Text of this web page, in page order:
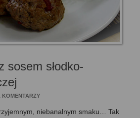
sosem słodko-
KOMENTARZY
niebanalnym smaku… Tak